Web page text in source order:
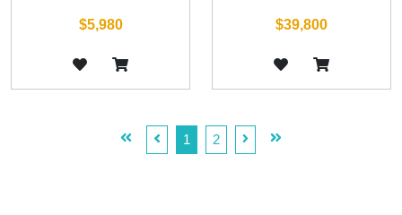
$5,980 $39,800
1 2